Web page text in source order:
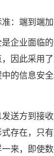
：端到端
企业面临
因此采用
的信息安全
送方到接
存在，只
来，即使